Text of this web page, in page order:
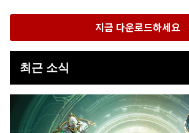
지금 다운로드하세요
최근 소식